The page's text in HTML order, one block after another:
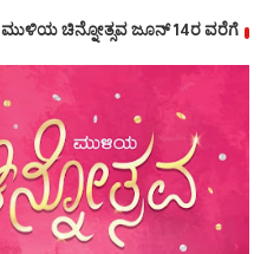
ಮುಳಿಯ ಚಿನ್ನೋತ್ಸವ ಜೂನ್ 14ರ ವರೆಗೆ